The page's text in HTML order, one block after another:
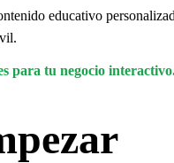
educativo
para tu negocio